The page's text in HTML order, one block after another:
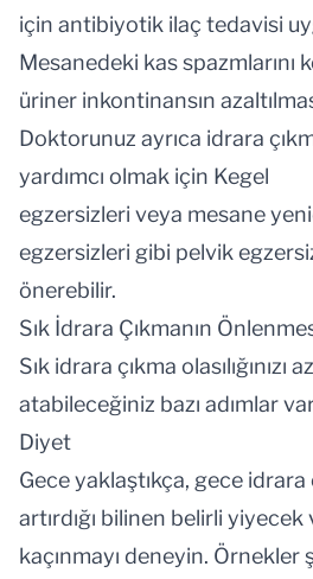
için antibiyotik ilaç tedavisi
Mesanedeki kas spazmlarını
üriner inkontinansın
Doktorunuz ayrıca idrara
yardımcı olmak için Kegel
egzersizleri veya mesane
egzersizleri gibi pelvik
önerebilir.
Sık İdrara Çıkmanın
Sık idrara çıkma olasılığınızı
atabileceğiniz bazı adımlar
Diyet
Gece yaklaştıkça, gece idrara
artırdığı bilinen belirli
kaçınmayı deneyin. Örnekler